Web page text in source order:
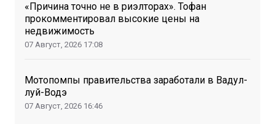
«Причина точно не в риэлторах». Тофан
прокомментировал высокие цены на
недвижимость
07 Август, 2026 17:08
Мотопомпы правительства заработали в Вадул-
луй-Водэ
07 Август, 2026 16:46